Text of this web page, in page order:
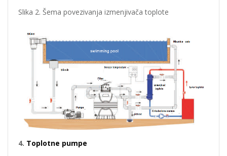
Slika 2. Šema povezivanja izmenjivača toplote
4. Toplotne pumpe